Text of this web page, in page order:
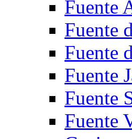
Fuente
Fuente
Fuente
Fuente
Fuente
Fuente